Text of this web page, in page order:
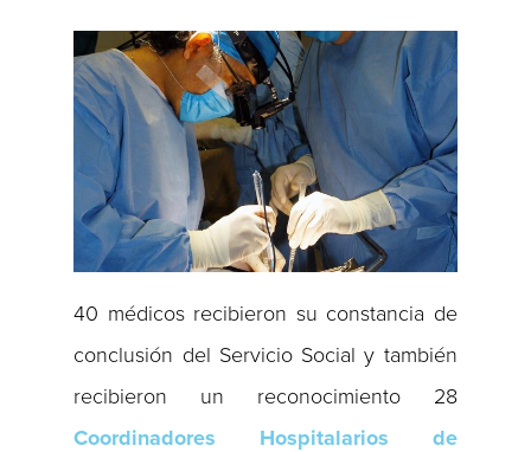
40 médicos recibieron su constancia de
conclusión del Servicio Social y también
recibieron un reconocimiento 28
Coordinadores Hospitalarios de